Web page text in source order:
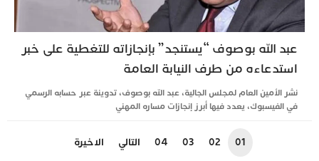
عبد الله بوصوف “يستنجد” بإنجازاته للتغطية على خبر
استدعاءه من طرف النيابة العامة
نشر الأمين العام لمجلس الجالية، عبد الله بوصوف، تدوينة عبر حسابه الرسمي
في الفيسبوك، يعدد فيها أبرز إنجازات مساره المهني
01
02
03
04 التالي الاخيرة